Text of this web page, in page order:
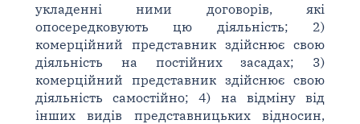
укладенні ними договорів, які
опосередковують цю діяльність; 2)
комерційний представник здійснює свою
діяльність на постійних засадах; 3)
комерційний представник здійснює свою
діяльність самостійно; 4) на відміну від
інших видів представницьких відносин,